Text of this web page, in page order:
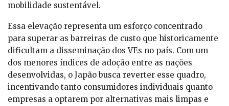
mobilidade sustentável.
Essa elevação representa um esforço concentrado
para superar as barreiras de custo que historicamente
dificultam a disseminação dos VEs no país. Com um
dos menores índices de adoção entre as nações
desenvolvidas, o Japão busca reverter esse quadro,
incentivando tanto consumidores individuais quanto
empresas a optarem por alternativas mais limpas e